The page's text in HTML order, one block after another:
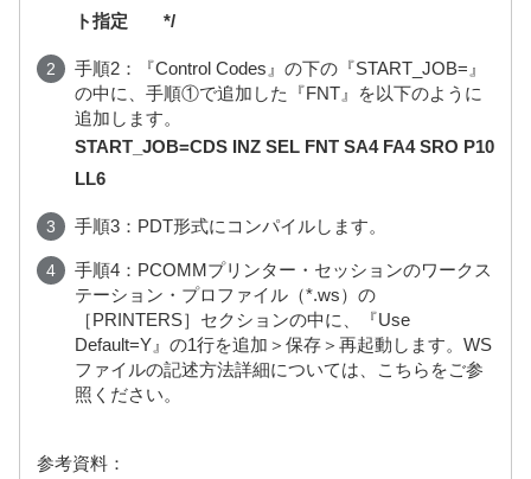
ト指定 */
手順2：『Control Codes』の下の『START_JOB=』
の中に、手順①で追加した『FNT』を以下のように
追加します。
START_JOB=CDS INZ SEL FNT SA4 FA4 SRO P10
LL6
手順3：PDT形式にコンパイルします。
手順4：PCOMMプリンター・セッションのワークス
テーション・プロファイル（*.ws）の
［PRINTERS］セクションの中に、『Use
Default=Y』の1行を追加＞保存＞再起動します。WS
ファイルの記述方法詳細については、こちらをご参
照ください。
参考資料：